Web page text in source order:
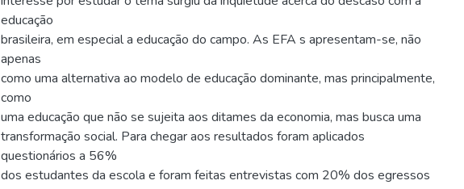
educação
brasileira, em especial a educação do campo. As EFA s apresentam-se, não
apenas
como uma alternativa ao modelo de educação dominante, mas principalmente,
como
uma educação que não se sujeita aos ditames da economia, mas busca uma
transformação social. Para chegar aos resultados foram aplicados
questionários a 56%
dos estudantes da escola e foram feitas entrevistas com 20% dos egressos